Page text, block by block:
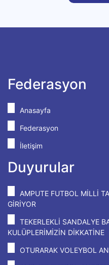
Federasyon
Anasayfa
Federasyon
İletişim
Duyurular
AMPUTE FUTBOL MİLLİ
GİRİYOR
TEKERLEKLİ SANDALYE
KULÜPLERİMİZİN DİKKATİNE
OTURARAK VOLEYBOL